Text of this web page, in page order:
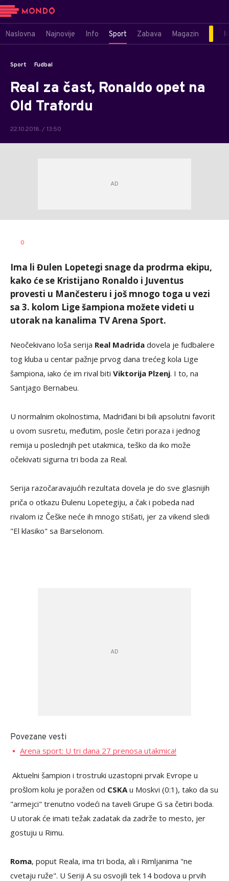
Naslovna Najnovije Info Sport Zabava Magazin
Sport Fudbal
Real za čast, Ronaldo opet na
Old Trafordu
22.10.2018. / 13:50
0
Ima li Đulen Lopetegi snage da prodrma ekipu,
kako će se Kristijano Ronaldo i Juventus
provesti u Mančesteru i još mnogo toga u vezi
sa 3. kolom Lige šampiona možete videti u
utorak na kanalima TV Arena Sport.
Neočekivano loša serija Real Madrida dovela je fudbalere
tog kluba u centar pažnje prvog dana trećeg kola Lige
šampiona, iako će im rival biti Viktorija Plzenj. I to, na
Santjago Bernabeu.
U normalnim okolnostima, Madriđani bi bili apsolutni favorit
u ovom susretu, međutim, posle četiri poraza i jednog
remija u poslednjih pet utakmica, teško da iko može
očekivati sigurna tri boda za Real.
Serija razočaravajućih rezultata dovela je do sve glasnijih
priča o otkazu Đulenu Lopetegiju, a čak i pobeda nad
rivalom iz Češke neće ih mnogo stišati, jer za vikend sledi
"El klasiko" sa Barselonom.
Povezane vesti
Arena sport: U tri dana 27 prenosa utakmica!
Aktuelni šampion i trostruki uzastopni prvak Evrope u
prošlom kolu je poražen od CSKAu Moskvi (0:1), tako da su
"armejci" trenutno vodeći na taveli Grupe G sa četiri boda.
U utorak će imati težak zadatak da zadrže to mesto, jer
gostuju u Rimu.
Roma, poput Reala, ima tri boda, ali i Rimljanima "ne
cvetaju ruže". U Seriji A su osvojili tek 14 bodova u prvih